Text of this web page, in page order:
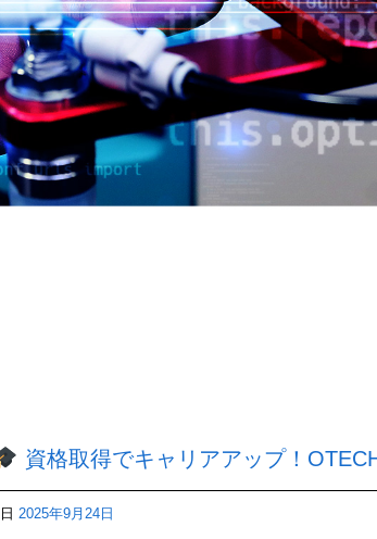
資格取得でキャリアアップ！
2025年9月24日